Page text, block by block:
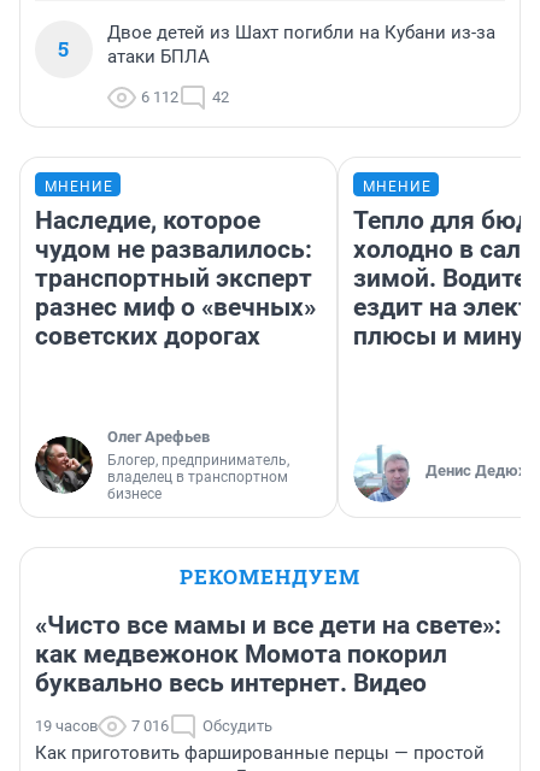
5
Двое детей из Шахт погибли на Кубани из-за
атаки БПЛА
6 112 42
МНЕНИЕ
Наследие, которое
чудом не развалилось:
транспортный эксперт
разнес миф о «вечных»
советских дорогах
Олег Арефьев
Блогер, предприниматель,
владелец в транспортном
бизнесе
МНЕНИЕ
Тепло для
холодно в
зимой.
ездит на
плюсы и
Денис
РЕКОМЕНДУЕМ
«Чисто все мамы и все дети на свете»:
как медвежонок Момота покорил
буквально весь интернет. Видео
19 часов 7 016 Обсудить
Как приготовить фаршированные перцы — простой